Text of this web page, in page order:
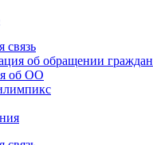
связь
об обращении граждан
об ОО